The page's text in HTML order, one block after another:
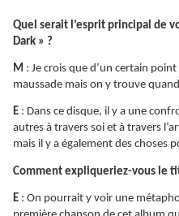
Quel serait l’esprit principal de
Dark » ?
M : Je crois que d’un certain
maussade mais on y trouve
E : Dans ce disque, il y a une
autres à travers soi et à travers
mais il y a également des choses
Comment expliqueriez-vous le
E : On pourrait y voir une